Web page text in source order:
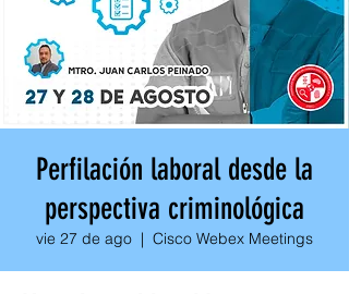
Perfilación laboral desde la
perspectiva criminológica
vie 27 de ago
  |
Cisco Webex Meetings